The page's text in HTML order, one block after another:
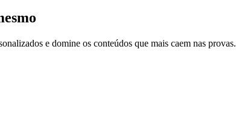
e domine os conteúdos que mais caem nas provas.